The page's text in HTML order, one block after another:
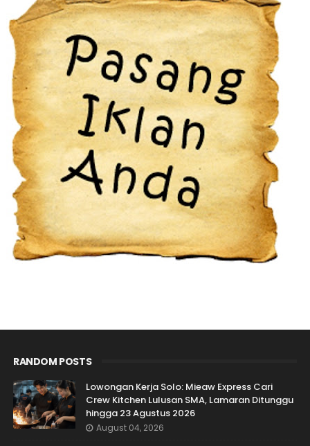
RANDOM POSTS
Lowongan Kerja Solo: Mieaw Express Cari
Crew Kitchen Lulusan SMA, Lamaran Ditunggu
hingga 23 Agustus 2026
August 04, 2026